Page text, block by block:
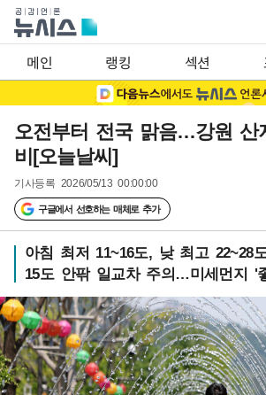
메인 랭킹 섹션
오전부터 전국 맑음…강원 산
비[오늘날씨]
기사등록 2026/05/13 00:00:00
구글에서 선호하는 매체로 추가
아침 최저 11~16도, 낮 최고 22~28
15도 안팎 일교차 주의…미세먼지 '